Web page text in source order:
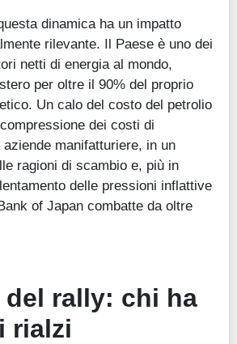
dinamica ha un impatto
rilevante. Il Paese è uno dei
netti di energia al mondo,
per oltre il 90% del proprio
Un calo del costo del petrolio
dei costi di
manifatturiere, in un
ragioni di scambio e, più in
delle pressioni inflattive
of Japan combatte da oltre
rally: chi ha
rialzi